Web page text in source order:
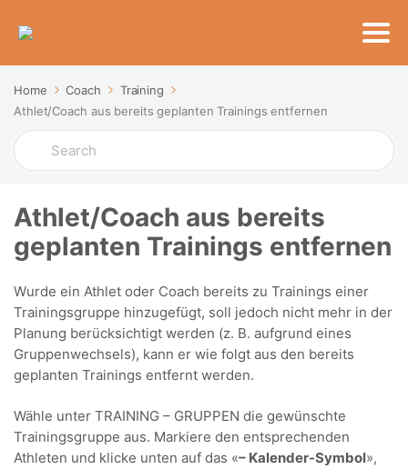
Home Coach
Training
Athlet/Coach aus bereits geplanten Trainings entfernen
Search
For
Athlet/Coach aus bereits
geplanten Trainings entfernen
Wurde ein Athlet oder Coach bereits zu Trainings einer
Trainingsgruppe hinzugefügt, soll jedoch nicht mehr in der
Planung berücksichtigt werden (z. B. aufgrund eines
Gruppenwechsels), kann er wie folgt aus den bereits
geplanten Trainings entfernt werden.
Wähle unter TRAINING – GRUPPEN die gewünschte
Trainingsgruppe aus. Markiere den entsprechenden
Athleten und klicke unten auf das «– Kalender-Symbol»,